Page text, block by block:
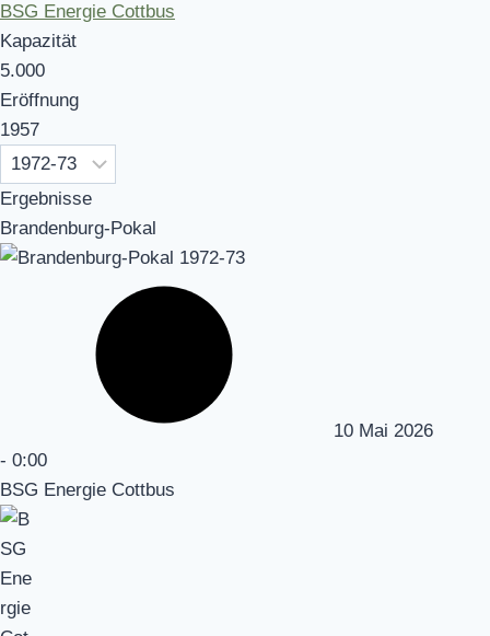
BSG Energie Cottbus
Kapazität
5.000
Eröffnung
1957
Ergebnisse
Brandenburg-Pokal
10 Mai 2026
- 0:00
BSG Energie Cottbus